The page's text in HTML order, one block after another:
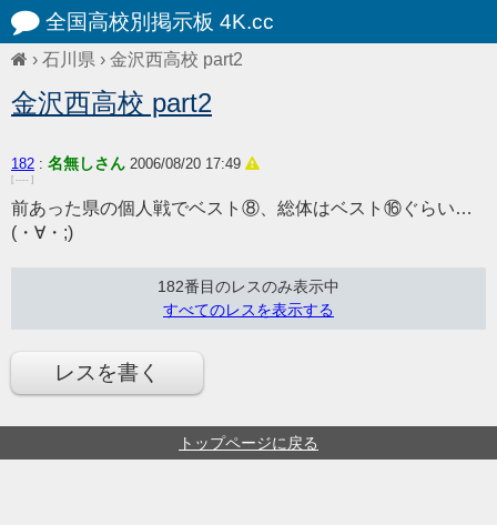
全国高校別掲示板 4K.cc
› 石川県 › 金沢西高校 part2
金沢西高校 part2
182 : 名無しさん 2006/08/20 17:49
[ ---- ]
前あった県の個人戦でベスト⑧、総体はベスト⑯ぐらい…
(・∀・;)
182番目のレスのみ表示中
すべてのレスを表示する
レスを書く
トップページに戻る